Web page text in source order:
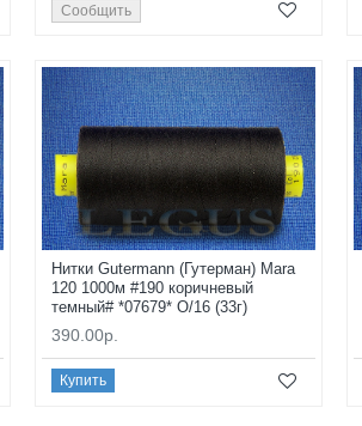
Сообщить
Нитки Gutermann (Гутерман) Mara
120 1000м #190 коричневый
темный# *07679* O/16 (33г)
390.00р.
Купить